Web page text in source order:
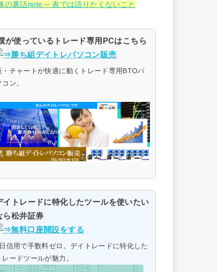
の裏話note ─ 表では語りたくないこと
が使っているトレード専用PCはこちら
・チャートが快適に動くトレード専用BTOパ
コン。
イトレードに特化したツールを使いたい
ら松井証券
信用で手数料ゼロ。デイトレードに特化した
レードツールが魅力。